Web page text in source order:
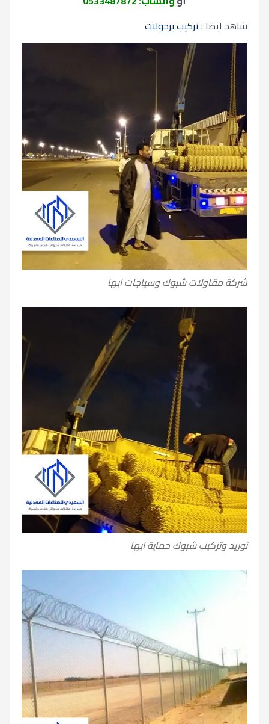
شاهد ايضا :تركيب برجولات
شركة مقاولات شبوك وسياجات ابها
توريد وتركيب شبوك حماية ابها